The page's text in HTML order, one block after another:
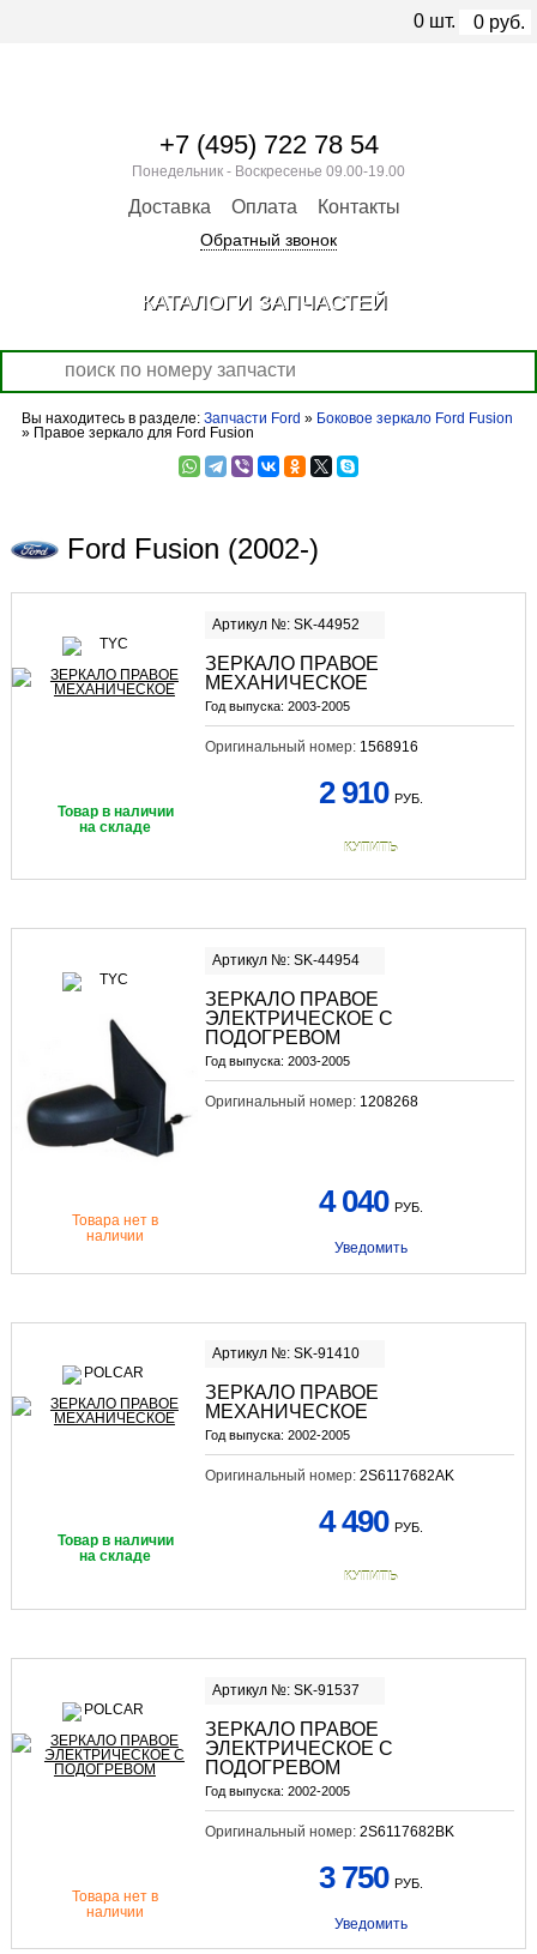
Вы находитесь в разделе: Запчасти Ford » Боковое зеркало Ford Fusion
» Правое зеркало для Ford Fusion
Ford Fusion (2002-)
Артикул №: SK-44952
ЗЕРКАЛО ПРАВОЕ
МЕХАНИЧЕСКОЕ
Год выпуска: 2003-2005
Оригинальный номер: 1568916
Товар в наличии
на складе
2 910 РУБ.
КУПИТЬ
Артикул №: SK-44954
ЗЕРКАЛО ПРАВОЕ
ЭЛЕКТРИЧЕСКОЕ С
ПОДОГРЕВОМ
Год выпуска: 2003-2005
Оригинальный номер: 1208268
Товара нет в
наличии
4 040 РУБ.
Уведомить
Артикул №: SK-91410
ЗЕРКАЛО ПРАВОЕ
МЕХАНИЧЕСКОЕ
Год выпуска: 2002-2005
Оригинальный номер: 2S6117682AK
Товар в наличии
на складе
4 490 РУБ.
КУПИТЬ
Артикул №: SK-91537
ЗЕРКАЛО ПРАВОЕ
ЭЛЕКТРИЧЕСКОЕ С
ПОДОГРЕВОМ
Год выпуска: 2002-2005
Оригинальный номер: 2S6117682BK
Товара нет в
наличии
3 750 РУБ.
Уведомить
+7 (495) 722 78 54
Понедельник - Воскресенье 09.00-19.00
Доставка Оплата Контакты
Обратный звонок
0 шт. 0 руб.
КАТАЛОГИ ЗАПЧАСТЕЙ